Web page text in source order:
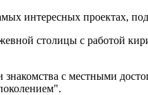
интересных проектах,
столицы с работой
с местными